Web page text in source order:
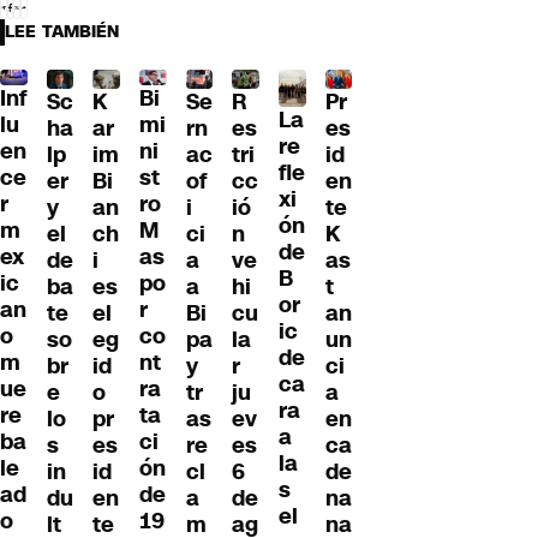
LEE TAMBIÉN
Inf
lu
en
ce
r
m
ex
ic
an
o
m
ue
re
ba
le
ad
o
Sc
ha
lp
er
y
el
de
ba
te
so
br
e
lo
s
in
du
lt
K
ar
im
Bi
an
ch
i
es
el
eg
id
o
pr
es
id
en
te
Bi
mi
ni
st
ro
M
as
po
r
co
nt
ra
ta
ci
ón
de
19
Se
rn
ac
of
i
ci
a
a
Bi
pa
y
tr
as
re
cl
a
m
R
es
tri
cc
ió
n
ve
hi
cu
la
r
ju
ev
es
6
de
ag
La
re
fle
xi
ón
de
B
or
ic
de
ca
ra
a
la
s
el
Pr
es
id
en
te
K
as
t
an
un
ci
a
en
ca
de
na
na